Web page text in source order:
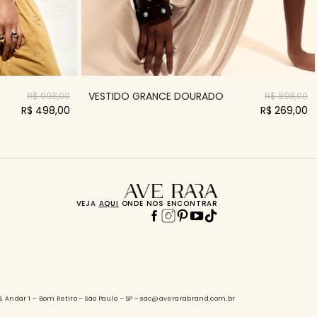
R$ 998,00
R$ 498,00
VESTIDO GRANCE DOURADO R$ 898,00
R$ 269,00
VEJA AQUI ONDE NOS ENCONTRAR
Andar 1 – Bom Retiro – São Paulo – SP – sac@averarabrand.com.br